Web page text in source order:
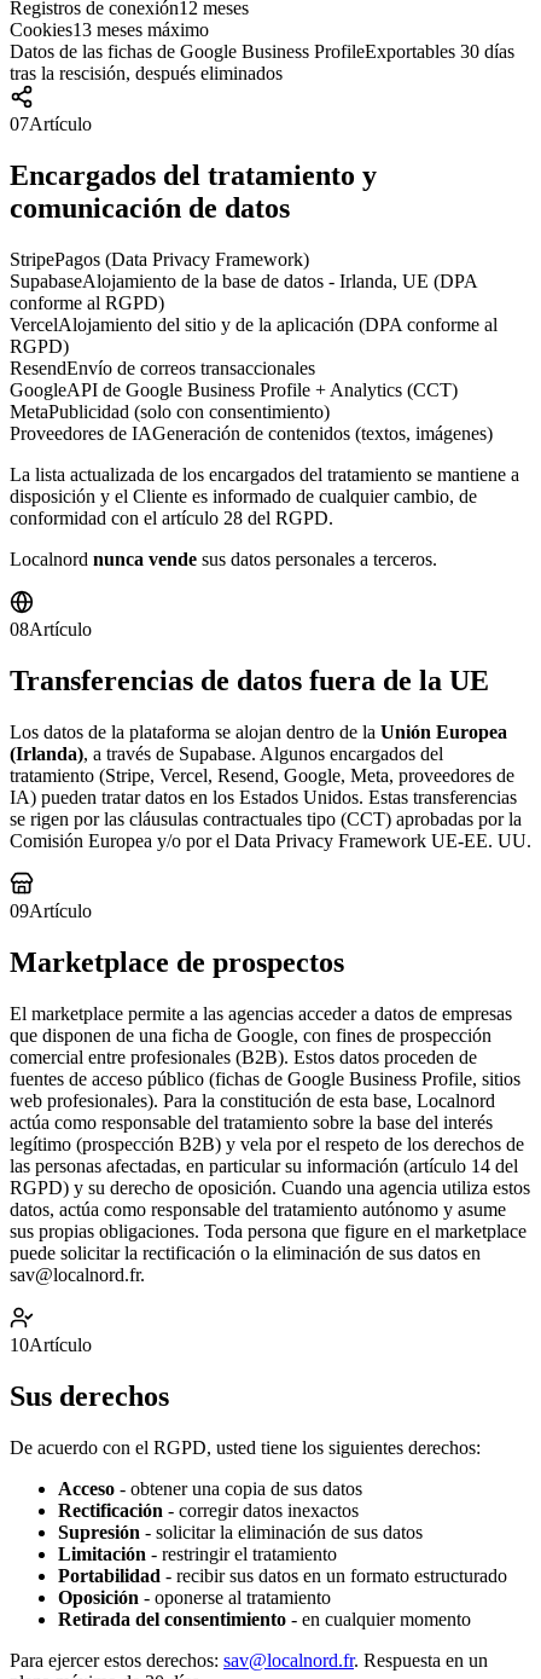
Registros de conexión12 meses
Cookies13 meses máximo
Datos de las fichas de Google Business ProfileExportables 30 días
tras la rescisión, después eliminados
07Artículo
Encargados del tratamiento y
comunicación de datos
StripePagos (Data Privacy Framework)
SupabaseAlojamiento de la base de datos - Irlanda, UE (DPA
conforme al RGPD)
VercelAlojamiento del sitio y de la aplicación (DPA conforme al
RGPD)
ResendEnvío de correos transaccionales
GoogleAPI de Google Business Profile + Analytics (CCT)
MetaPublicidad (solo con consentimiento)
Proveedores de IAGeneración de contenidos (textos, imágenes)
La lista actualizada de los encargados del tratamiento se mantiene a
disposición y el Cliente es informado de cualquier cambio, de
conformidad con el artículo 28 del RGPD.
Localnord nunca vende sus datos personales a terceros.
08Artículo
Transferencias de datos fuera de la UE
Los datos de la plataforma se alojan dentro de la Unión Europea
(Irlanda), a través de Supabase. Algunos encargados del
tratamiento (Stripe, Vercel, Resend, Google, Meta, proveedores de
IA) pueden tratar datos en los Estados Unidos. Estas transferencias
se rigen por las cláusulas contractuales tipo (CCT) aprobadas por la
Comisión Europea y/o por el Data Privacy Framework UE-EE. UU.
09Artículo
Marketplace de prospectos
El marketplace permite a las agencias acceder a datos de empresas
que disponen de una ficha de Google, con fines de prospección
comercial entre profesionales (B2B). Estos datos proceden de
fuentes de acceso público (fichas de Google Business Profile, sitios
web profesionales). Para la constitución de esta base, Localnord
actúa como responsable del tratamiento sobre la base del interés
legítimo (prospección B2B) y vela por el respeto de los derechos de
las personas afectadas, en particular su información (artículo 14 del
RGPD) y su derecho de oposición. Cuando una agencia utiliza estos
datos, actúa como responsable del tratamiento autónomo y asume
sus propias obligaciones. Toda persona que figure en el marketplace
puede solicitar la rectificación o la eliminación de sus datos en
sav@localnord.fr.
10Artículo
Sus derechos
De acuerdo con el RGPD, usted tiene los siguientes derechos:
Acceso - obtener una copia de sus datos
Rectificación - corregir datos inexactos
Supresión - solicitar la eliminación de sus datos
Limitación - restringir el tratamiento
Portabilidad - recibir sus datos en un formato estructurado
Oposición - oponerse al tratamiento
Retirada del consentimiento - en cualquier momento
Para ejercer estos derechos: sav@localnord.fr. Respuesta en un